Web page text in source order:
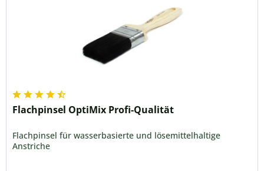
Flachpinsel OptiMix Profi-Qualität
Flachpinsel für wasserbasierte und lösemittelhaltige
Anstriche